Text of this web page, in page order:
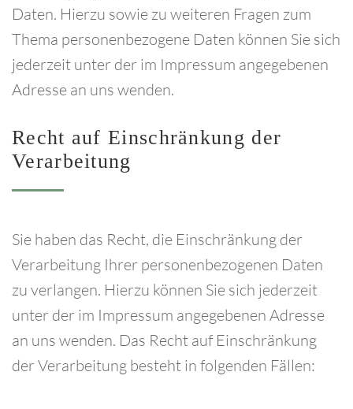
Daten. Hierzu sowie zu weiteren Fragen zum
Thema personenbezogene Daten können Sie sich
jederzeit unter der im Impressum angegebenen
Adresse an uns wenden.
Recht auf Einschränkung der
Verarbeitung
Sie haben das Recht, die Einschränkung der
Verarbeitung Ihrer personenbezogenen Daten
zu verlangen. Hierzu können Sie sich jederzeit
unter der im Impressum angegebenen Adresse
an uns wenden. Das Recht auf Einschränkung
der Verarbeitung besteht in folgenden Fällen: